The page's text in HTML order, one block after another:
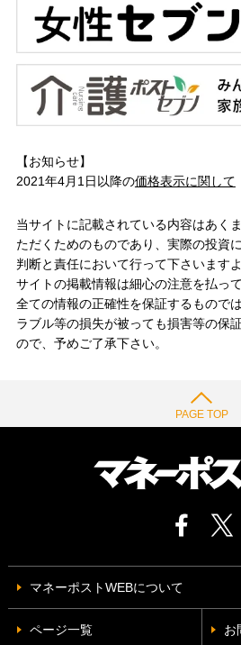
【お知らせ】
2021年4月1日以降の価格表示に関して
当サイトに記載されている内容はあく
ただくためのものであり、実際の投資
判断と責任において行って下さいます
サイトの掲載情報は細心の注意を払っ
全ての情報の正確性を保証するもので
ラブル等の損失が被っても損害等の保
ので、予めご了承下さい。
PAGE TOP
マネーポストWEBについて
ページ一覧 お